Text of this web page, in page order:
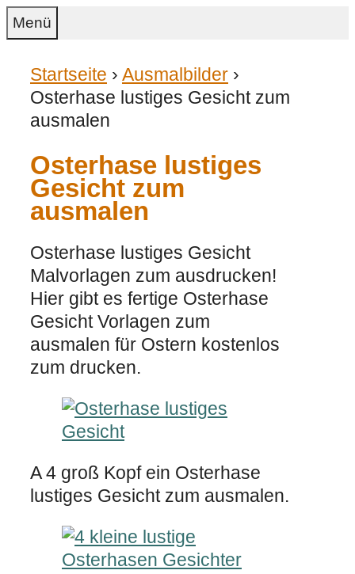
Zum
Inhalt
Menü
Startseite › Ausmalbilder ›
Osterhase lustiges Gesicht zum
ausmalen
Osterhase lustiges
Gesicht zum
ausmalen
Osterhase lustiges Gesicht
Malvorlagen zum ausdrucken!
Hier gibt es fertige Osterhase
Gesicht Vorlagen zum
ausmalen für Ostern kostenlos
zum drucken.
A 4 groß Kopf ein Osterhase
lustiges Gesicht zum ausmalen.